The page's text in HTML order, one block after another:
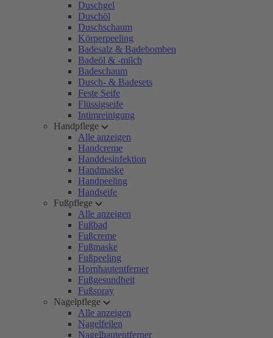
Duschgel
Duschöl
Duschschaum
Körperpeeling
Badesalz & Badebomben
Badeöl & -milch
Badeschaum
Dusch- & Badesets
Feste Seife
Flüssigseife
Intimreinigung
Handpflege
Alle anzeigen
Handcreme
Handdesinfektion
Handmaske
Handpeeling
Handseife
Fußpflege
Alle anzeigen
Fußbad
Fußcreme
Fußmaske
Fußpeeling
Hornhautentferner
Fußgesundheit
Fußspray
Nagelpflege
Alle anzeigen
Nagelfeilen
Nagelhautentferner